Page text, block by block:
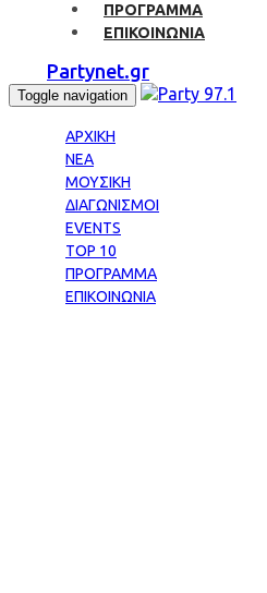
ΠΡΟΓΡΑΜΜΑ
ΕΠΙΚΟΙΝΩΝΙΑ
Partynet.gr
Toggle navigation
ΑΡΧΙΚΗ
ΝΕΑ
ΜΟΥΣΙΚΗ
ΔΙΑΓΩΝΙΣΜΟΙ
EVENTS
TOP 10
ΠΡΟΓΡΑΜΜΑ
ΕΠΙΚΟΙΝΩΝΙΑ